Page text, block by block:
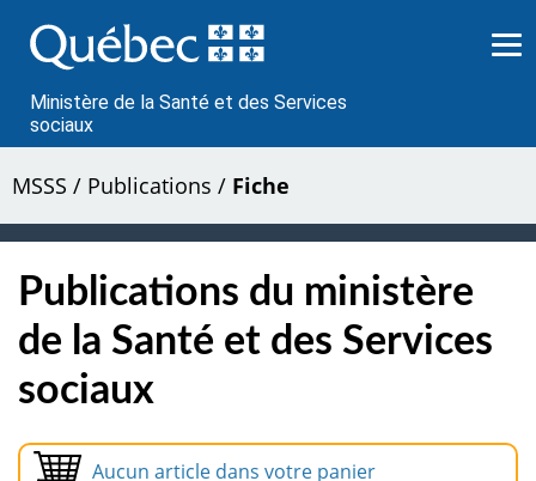
au
contenu
Ministère de la Santé et des Services
sociaux
MSSS / Publications / Fiche
Publications du ministère
de la Santé et des Services
sociaux
Aucun article dans votre panier